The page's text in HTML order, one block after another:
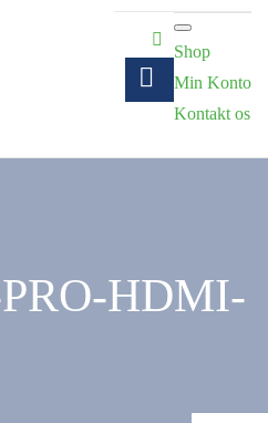
Shop
Min Konto
Kontakt os
HDMI-